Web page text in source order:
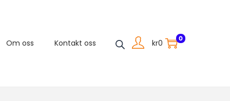
Om oss Kontakt oss kr0 0